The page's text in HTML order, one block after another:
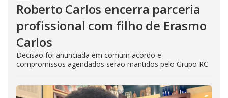
Roberto Carlos encerra parceria
profissional com filho de Erasmo
Carlos
Decisão foi anunciada em comum acordo e
compromissos agendados serão mantidos pelo Grupo RC